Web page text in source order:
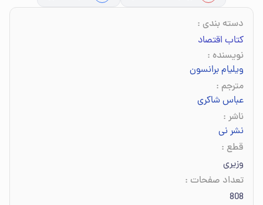
دسته بندی :
کتاب اقتصاد
نویسنده :
ویلیام برانسون
مترجم :
عباس شاکری
ناشر :
نشر نی
قطع :
وزیری
تعداد صفحات :
808